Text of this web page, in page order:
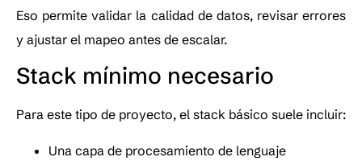
Eso permite validar la calidad de datos, revisar errores
y ajustar el mapeo antes de escalar.
Stack mínimo necesario
Para este tipo de proyecto, el stack básico suele incluir:
Una capa de procesamiento de lenguaje